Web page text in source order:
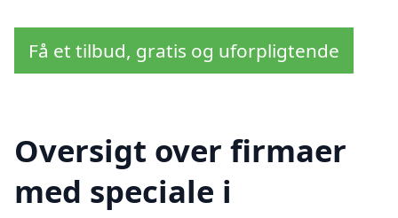
Få et tilbud, gratis og uforpligtende
Oversigt over firmaer
med speciale i